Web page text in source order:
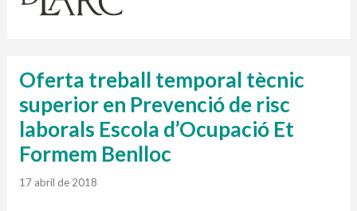
Oferta treball temporal tècnic
superior en Prevenció de risc
laborals Escola d’Ocupació Et
Formem Benlloc
17 abril de 2018